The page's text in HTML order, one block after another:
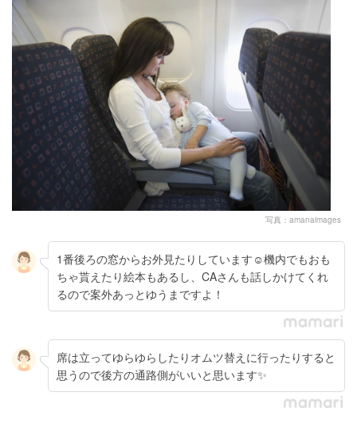
写真：amanaimages
1番後ろの窓からお外見たりしています☺︎機内でもおも
ちゃ貰えたり絵本もあるし、CAさんも話しかけてくれ
るので案外あっとゆうまですよ！
席は立ってゆらゆらしたりオムツ替えに行ったりすると
思うので後方の通路側がいいと思います✨